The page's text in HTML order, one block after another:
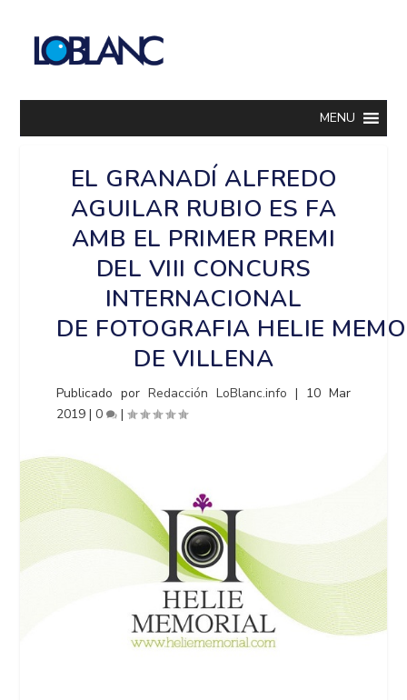
MENU
EL GRANADÍ ALFREDO
AGUILAR RUBIO ES FA
AMB EL PRIMER PREMI
DEL VIII CONCURS
INTERNACIONAL
DE FOTOGRAFIA HELIE
DE VILLENA
Publicado porRedacción LoBlanc.info | 10 Mar
2019 |0 |